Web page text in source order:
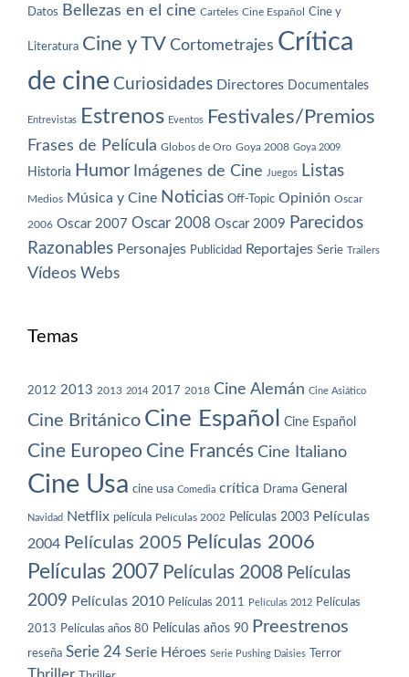
Datos Bellezas en el cine Carteles Cine Español Cine y
Literatura Cine y TV Cortometrajes Crítica
de cine Curiosidades Directores Documentales
Entrevistas Estrenos Eventos Festivales/Premios
Frases de Película Globos de Oro Goya 2008 Goya 2009
Historia Humor Imágenes de Cine Juegos Listas
Medios Música y Cine Noticias Off-Topic Opinión Oscar
2006 Oscar 2007 Oscar 2008 Oscar 2009 Parecidos
Razonables Personajes Publicidad Reportajes Serie Trailers
Vídeos Webs
Temas
2012 2013 2013 2014 2017 2018 Cine Alemán Cine Asiático
Cine Británico Cine Español Cine Español
Cine Europeo Cine Francés Cine Italiano
Cine Usa cine usa Comedia crítica Drama General
Navidad Netflix película Películas 2002 Películas 2003 Películas
2004 Películas 2005 Películas 2006
Películas 2007 Películas 2008 Películas
2009 Películas 2010 Películas 2011 Películas 2012 Películas
2013 Películas años 80 Películas años 90 Preestrenos
reseña Serie 24 Serie Héroes Serie Pushing Daisies Terror